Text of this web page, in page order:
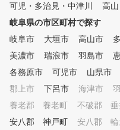
ことで上達をサポートしま
■POINT３ クラブフィッテ
ング 現在のクラブが合って
るか、レッスンプロがチェ
いたします。また、次のス
わせてご提案いたします。
OINT４ 筋力・柔軟性 ゴ
に必要な筋力は他のスポー
異なって限られています。
宅でも簡単にできるトレー
可児・多治見・中津川
高
岐阜県の市区町村で探す
岐阜市
大垣市 高山市
美濃市
瑞浪市 羽島市
各務原市
可児市 山県市
郡上市
下呂市 海津市
養老郡 養老町
不破郡 垂
安八郡 神戸町
安八郡 輪